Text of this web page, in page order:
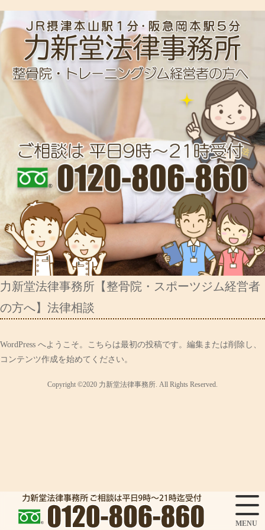
MENU
力新堂法律事務所【整骨院・スポーツジム経営者
の方へ】法律相談
WordPress へようこそ。こちらは最初の投稿です。編集または削除し、
コンテンツ作成を始めてください。
Copyright ©2020 力新堂法律事務所. All Rights Reserved.